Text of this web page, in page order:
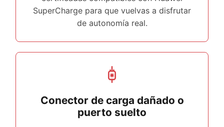
SuperCharge para que vuelvas a disfrutar
de autonomía real.
Conector de carga dañado o
puerto suelto